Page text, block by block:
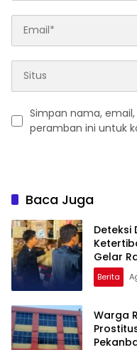
Simpan nama,
peramban ini untuk
Baca Juga
Deteksi
Gelar
Berita
Warga